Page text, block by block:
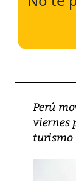
Perú
viernes
turismo